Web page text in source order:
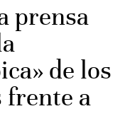
prensa
de los
frente a